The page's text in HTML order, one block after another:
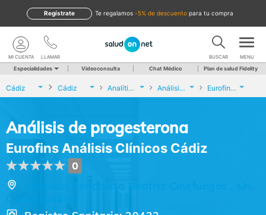
te regalamos -5% de descuento para tu compra
Regístrate
LLAMAR
MI CUENTA BUSCAR MENU
Especialidades Videoconsulta Chat Médico Plan de salud Fidelity
Cádiz Cádiz Analíticas y Genética Análisis de progesterona Eurofins Análisis Clínicos Cádiz
Análisis de progesterona
Eurofins Análisis Clínicos Cádiz
0